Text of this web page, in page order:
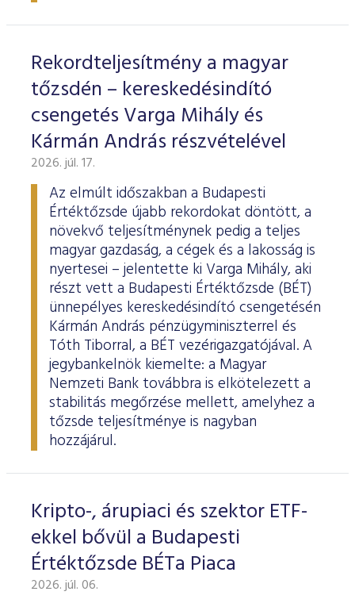
Rekordteljesítmény a magyar
tőzsdén – kereskedésindító
csengetés Varga Mihály és
Kármán András részvételével
2026. júl. 17.
Az elmúlt időszakban a Budapesti
Értéktőzsde újabb rekordokat döntött, a
növekvő teljesítménynek pedig a teljes
magyar gazdaság, a cégek és a lakosság is
nyertesei – jelentette ki Varga Mihály, aki
részt vett a Budapesti Értéktőzsde (BÉT)
ünnepélyes kereskedésindító csengetésén
Kármán András pénzügyminiszterrel és
Tóth Tiborral, a BÉT vezérigazgatójával. A
jegybankelnök kiemelte: a Magyar
Nemzeti Bank továbbra is elkötelezett a
stabilitás megőrzése mellett, amelyhez a
tőzsde teljesítménye is nagyban
hozzájárul.
Kripto-, árupiaci és szektor ETF-
ekkel bővül a Budapesti
Értéktőzsde BÉTa Piaca
2026. júl. 06.